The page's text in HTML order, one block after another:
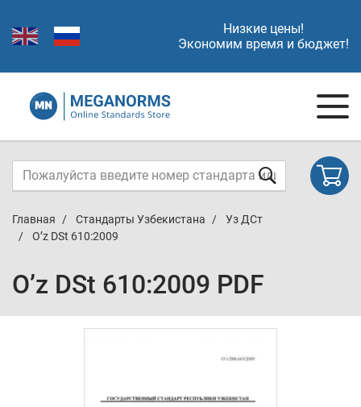
Низкие цены!
Экономим время и бюджет!
Главная Стандарты Узбекистана
Уз ДСт
O’z DSt 610:2009
O’z DSt 610:2009 PDF